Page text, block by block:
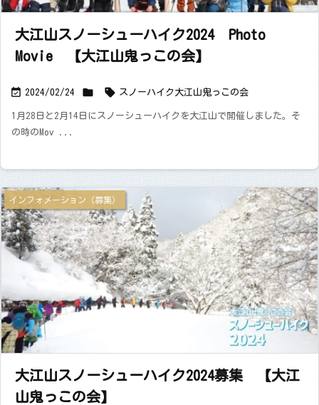
大江山スノーシューハイク2024 Photo
Movie 【大江山鬼っこの会】
 2024/02/24   スノーハイク 大江山 鬼っこの会
1月28日と2月14日にスノーシューハイクを大江山で開催しました。そ
の時のMov ...
大江山スノーシューハイク2024募集 【大江
山鬼っこの会】
インフォメーション（募集）